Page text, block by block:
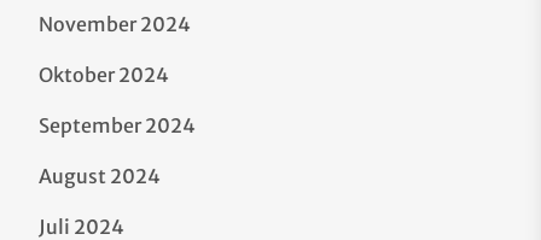
November 2024
Oktober 2024
September 2024
August 2024
Juli 2024